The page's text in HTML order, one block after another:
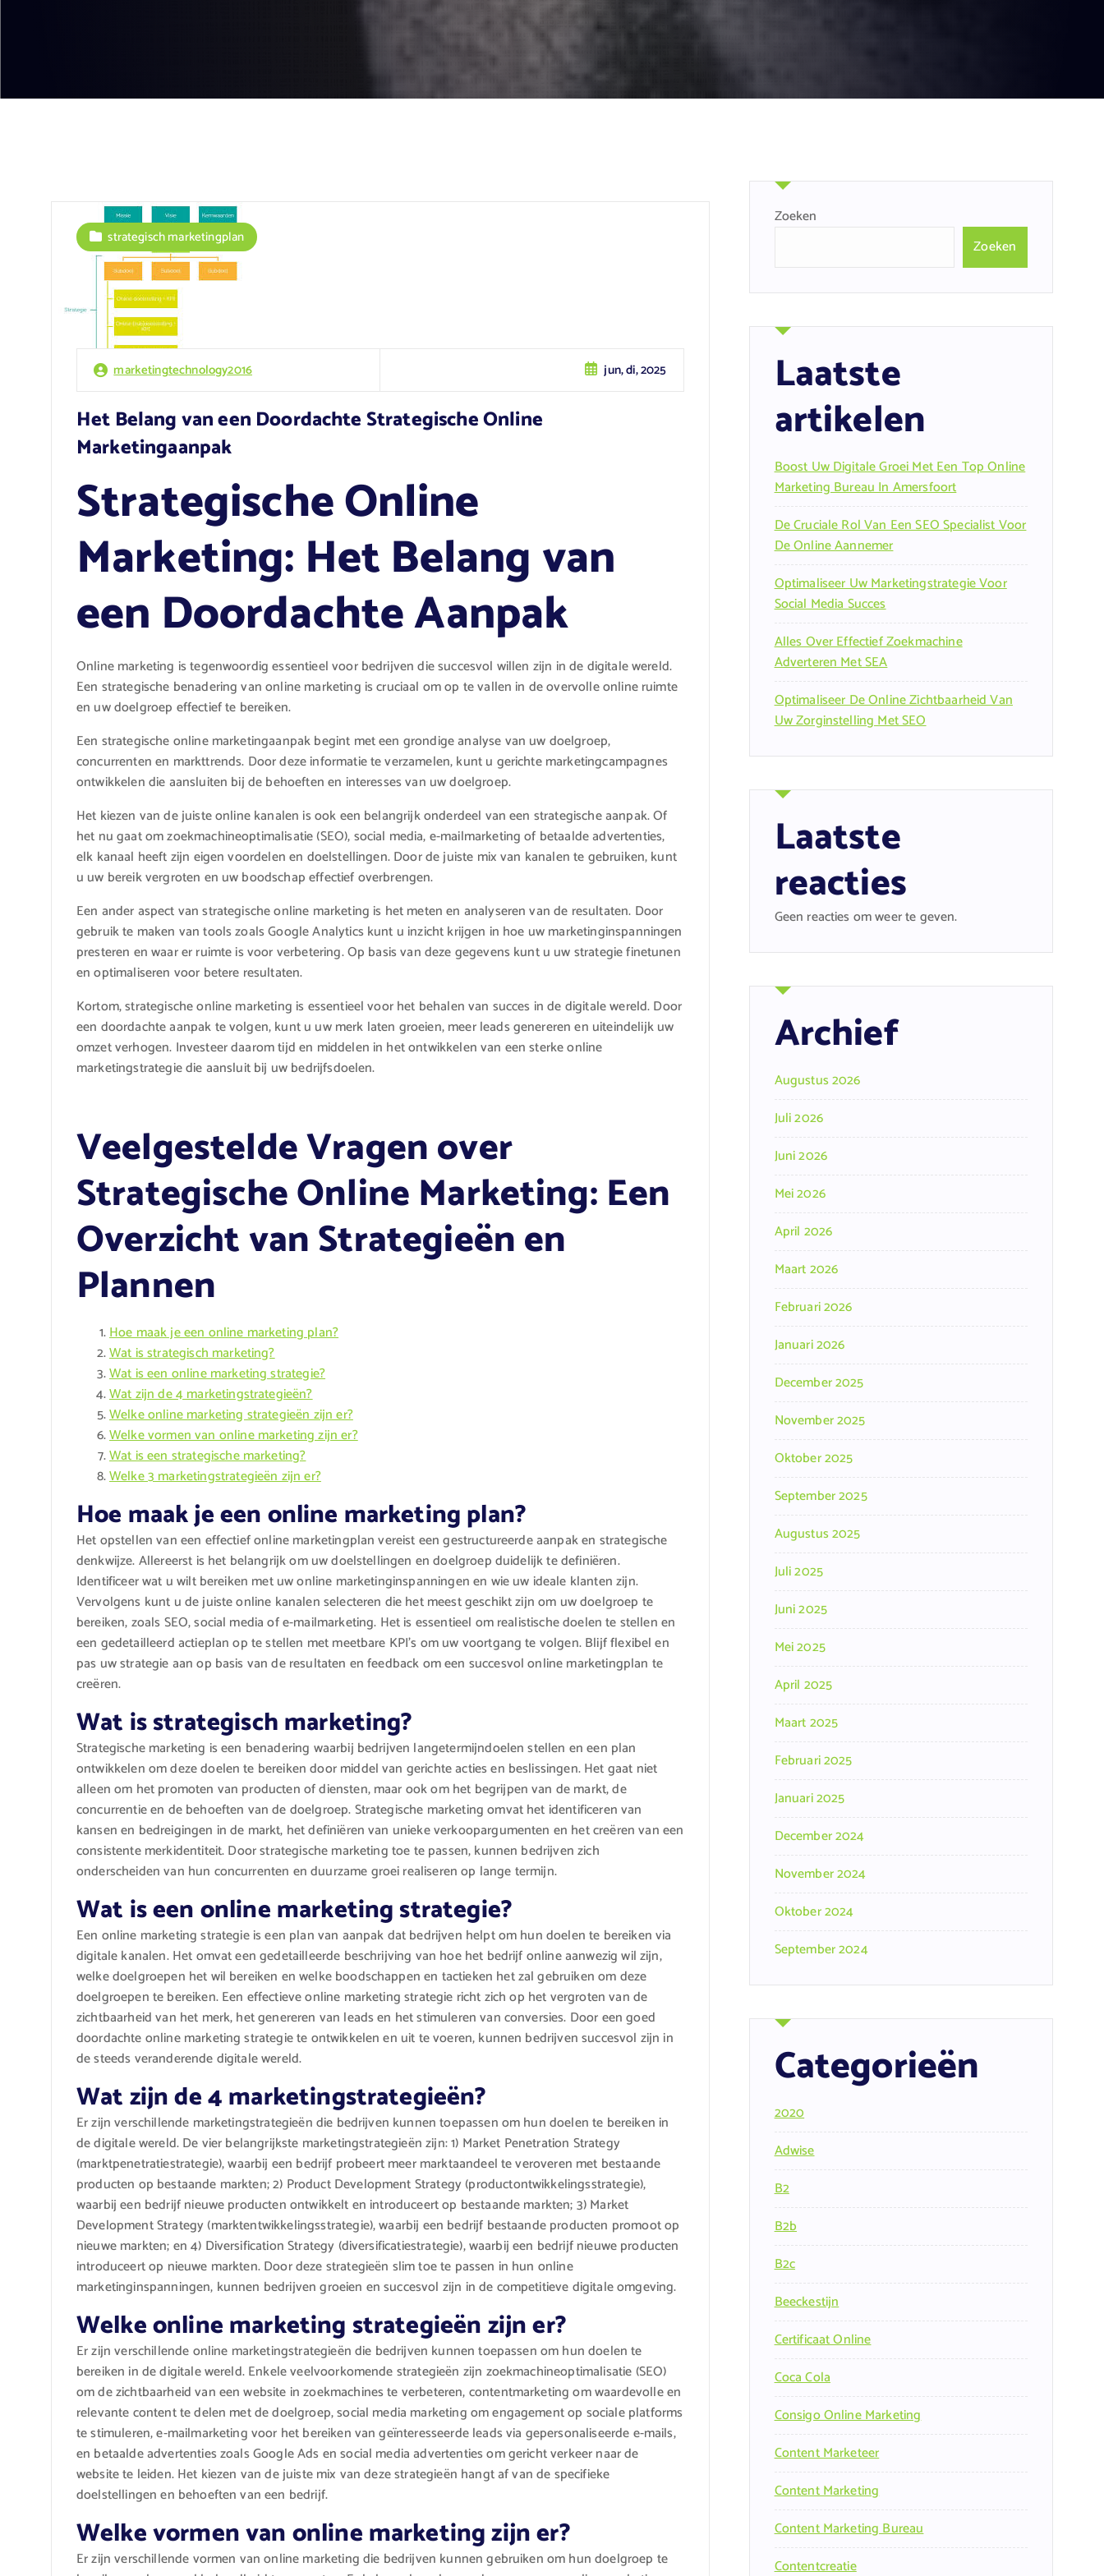
marketingtechnology2016 jun, di, 2025
strategisch marketingplan
Het Belang van een Doordachte Strategische Online
Marketingaanpak
Strategische Online
Marketing: Het Belang van
een Doordachte Aanpak
Online marketing is tegenwoordig essentieel voor bedrijven die succesvol willen zijn in de digitale wereld.
Een strategische benadering van online marketing is cruciaal om op te vallen in de overvolle online ruimte
en uw doelgroep effectief te bereiken.
Een strategische online marketingaanpak begint met een grondige analyse van uw doelgroep,
concurrenten en markttrends. Door deze informatie te verzamelen, kunt u gerichte marketingcampagnes
ontwikkelen die aansluiten bij de behoeften en interesses van uw doelgroep.
Het kiezen van de juiste online kanalen is ook een belangrijk onderdeel van een strategische aanpak. Of
het nu gaat om zoekmachineoptimalisatie (SEO), social media, e-mailmarketing of betaalde advertenties,
elk kanaal heeft zijn eigen voordelen en doelstellingen. Door de juiste mix van kanalen te gebruiken, kunt
u uw bereik vergroten en uw boodschap effectief overbrengen.
Een ander aspect van strategische online marketing is het meten en analyseren van de resultaten. Door
gebruik te maken van tools zoals Google Analytics kunt u inzicht krijgen in hoe uw marketinginspanningen
presteren en waar er ruimte is voor verbetering. Op basis van deze gegevens kunt u uw strategie finetunen
en optimaliseren voor betere resultaten.
Kortom, strategische online marketing is essentieel voor het behalen van succes in de digitale wereld. Door
een doordachte aanpak te volgen, kunt u uw merk laten groeien, meer leads genereren en uiteindelijk uw
omzet verhogen. Investeer daarom tijd en middelen in het ontwikkelen van een sterke online
marketingstrategie die aansluit bij uw bedrijfsdoelen.
Veelgestelde Vragen over
Strategische Online Marketing: Een
Overzicht van Strategieën en
Plannen
Hoe maak je een online marketing plan?
Wat is strategisch marketing?
Wat is een online marketing strategie?
Wat zijn de 4 marketingstrategieën?
Welke online marketing strategieën zijn er?
Welke vormen van online marketing zijn er?
Wat is een strategische marketing?
Welke 3 marketingstrategieën zijn er?
Hoe maak je een online marketing plan?
Het opstellen van een effectief online marketingplan vereist een gestructureerde aanpak en strategische
denkwijze. Allereerst is het belangrijk om uw doelstellingen en doelgroep duidelijk te definiëren.
Identificeer wat u wilt bereiken met uw online marketinginspanningen en wie uw ideale klanten zijn.
Vervolgens kunt u de juiste online kanalen selecteren die het meest geschikt zijn om uw doelgroep te
bereiken, zoals SEO, social media of e-mailmarketing. Het is essentieel om realistische doelen te stellen en
een gedetailleerd actieplan op te stellen met meetbare KPI’s om uw voortgang te volgen. Blijf flexibel en
pas uw strategie aan op basis van de resultaten en feedback om een succesvol online marketingplan te
creëren.
Wat is strategisch marketing?
Strategische marketing is een benadering waarbij bedrijven langetermijndoelen stellen en een plan
ontwikkelen om deze doelen te bereiken door middel van gerichte acties en beslissingen. Het gaat niet
alleen om het promoten van producten of diensten, maar ook om het begrijpen van de markt, de
concurrentie en de behoeften van de doelgroep. Strategische marketing omvat het identificeren van
kansen en bedreigingen in de markt, het definiëren van unieke verkoopargumenten en het creëren van een
consistente merkidentiteit. Door strategische marketing toe te passen, kunnen bedrijven zich
onderscheiden van hun concurrenten en duurzame groei realiseren op lange termijn.
Wat is een online marketing strategie?
Een online marketing strategie is een plan van aanpak dat bedrijven helpt om hun doelen te bereiken via
digitale kanalen. Het omvat een gedetailleerde beschrijving van hoe het bedrijf online aanwezig wil zijn,
welke doelgroepen het wil bereiken en welke boodschappen en tactieken het zal gebruiken om deze
doelgroepen te bereiken. Een effectieve online marketing strategie richt zich op het vergroten van de
zichtbaarheid van het merk, het genereren van leads en het stimuleren van conversies. Door een goed
doordachte online marketing strategie te ontwikkelen en uit te voeren, kunnen bedrijven succesvol zijn in
de steeds veranderende digitale wereld.
Wat zijn de 4 marketingstrategieën?
Er zijn verschillende marketingstrategieën die bedrijven kunnen toepassen om hun doelen te bereiken in
de digitale wereld. De vier belangrijkste marketingstrategieën zijn: 1) Market Penetration Strategy
(marktpenetratiestrategie), waarbij een bedrijf probeert meer marktaandeel te veroveren met bestaande
producten op bestaande markten; 2) Product Development Strategy (productontwikkelingsstrategie),
waarbij een bedrijf nieuwe producten ontwikkelt en introduceert op bestaande markten; 3) Market
Development Strategy (marktentwikkelingsstrategie), waarbij een bedrijf bestaande producten promoot op
nieuwe markten; en 4) Diversification Strategy (diversificatiestrategie), waarbij een bedrijf nieuwe producten
introduceert op nieuwe markten. Door deze strategieën slim toe te passen in hun online
marketinginspanningen, kunnen bedrijven groeien en succesvol zijn in de competitieve digitale omgeving.
Welke online marketing strategieën zijn er?
Er zijn verschillende online marketingstrategieën die bedrijven kunnen toepassen om hun doelen te
bereiken in de digitale wereld. Enkele veelvoorkomende strategieën zijn zoekmachineoptimalisatie (SEO)
om de zichtbaarheid van een website in zoekmachines te verbeteren, contentmarketing om waardevolle en
relevante content te delen met de doelgroep, social media marketing om engagement op sociale platforms
te stimuleren, e-mailmarketing voor het bereiken van geïnteresseerde leads via gepersonaliseerde e-mails,
en betaalde advertenties zoals Google Ads en social media advertenties om gericht verkeer naar de
website te leiden. Het kiezen van de juiste mix van deze strategieën hangt af van de specifieke
doelstellingen en behoeften van een bedrijf.
Welke vormen van online marketing zijn er?
Er zijn verschillende vormen van online marketing die bedrijven kunnen gebruiken om hun doelgroep te
Zoeken
Zoeken
Laatste
artikelen
Boost Uw Digitale Groei Met Een Top Online
Marketing Bureau In Amersfoort
De Cruciale Rol Van Een SEO Specialist Voor
De Online Aannemer
Optimaliseer Uw Marketingstrategie Voor
Social Media Succes
Alles Over Effectief Zoekmachine
Adverteren Met SEA
Optimaliseer De Online Zichtbaarheid Van
Uw Zorginstelling Met SEO
Laatste
reacties
Geen reacties om weer te geven.
Archief
Augustus 2026
Juli 2026
Juni 2026
Mei 2026
April 2026
Maart 2026
Februari 2026
Januari 2026
December 2025
November 2025
Oktober 2025
September 2025
Augustus 2025
Juli 2025
Juni 2025
Mei 2025
April 2025
Maart 2025
Februari 2025
Januari 2025
December 2024
November 2024
Oktober 2024
September 2024
Categorieën
2020
Adwise
B2
B2b
B2c
Beeckestijn
Certificaat Online
Coca Cola
Consigo Online Marketing
Content Marketeer
Content Marketing
Content Marketing Bureau
Contentcreatie